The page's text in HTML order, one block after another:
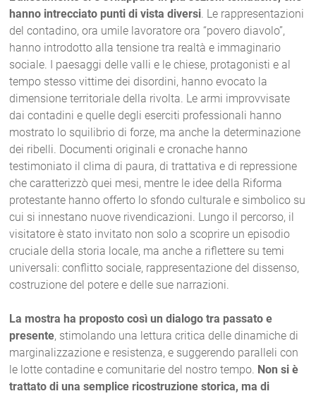
hanno intrecciato punti di vista diversi. Le rappresentazioni
del contadino, ora umile lavoratore ora “povero diavolo”,
hanno introdotto alla tensione tra realtà e immaginario
sociale. I paesaggi delle valli e le chiese, protagonisti e al
tempo stesso vittime dei disordini, hanno evocato la
dimensione territoriale della rivolta. Le armi improvvisate
dai contadini e quelle degli eserciti professionali hanno
mostrato lo squilibrio di forze, ma anche la determinazione
dei ribelli. Documenti originali e cronache hanno
testimoniato il clima di paura, di trattativa e di repressione
che caratterizzò quei mesi, mentre le idee della Riforma
protestante hanno offerto lo sfondo culturale e simbolico su
cui si innestano nuove rivendicazioni. Lungo il percorso, il
visitatore è stato invitato non solo a scoprire un episodio
cruciale della storia locale, ma anche a riflettere su temi
universali: conflitto sociale, rappresentazione del dissenso,
costruzione del potere e delle sue narrazioni.
La mostra ha proposto così un dialogo tra passato e
presente, stimolando una lettura critica delle dinamiche di
marginalizzazione e resistenza, e suggerendo paralleli con
le lotte contadine e comunitarie del nostro tempo. Non si è
trattato di una semplice ricostruzione storica, ma di